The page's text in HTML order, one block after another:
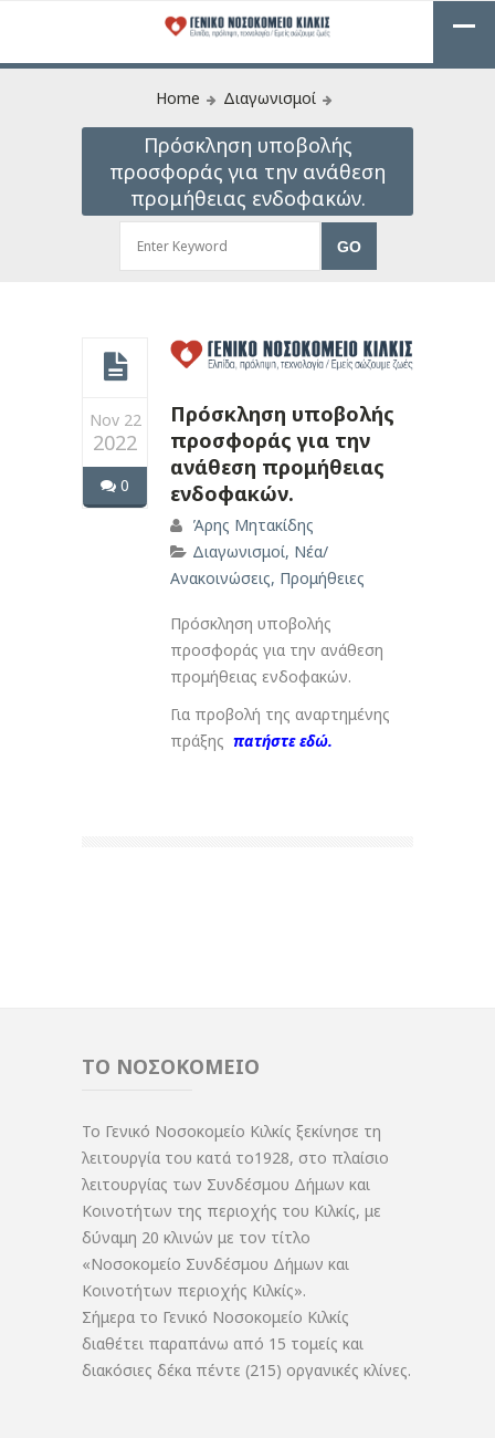
Home Διαγωνισμοί
Πρόσκληση υποβολής
προσφοράς για την ανάθεση
προμήθειας ενδοφακών.
Nov 22
2022
0
Πρόσκληση υποβολής
προσφοράς για την
ανάθεση προμήθειας
ενδοφακών.
Άρης Μητακίδης
Διαγωνισμοί, Νέα/
Ανακοινώσεις, Προμήθειες
Πρόσκληση υποβολής
προσφοράς για την ανάθεση
προμήθειας ενδοφακών.
Για προβολή της αναρτημένης
πράξης πατήστε εδώ.
ΤΟ ΝΟΣΟΚΟΜΕΙΟ
Το Γενικό Νοσοκομείο Κιλκίς ξεκίνησε τη
λειτουργία του κατά το1928, στο πλαίσιο
λειτουργίας των Συνδέσμου Δήμων και
Κοινοτήτων της περιοχής του Κιλκίς, με
δύναμη 20 κλινών με τον τίτλο
«Νοσοκομείο Συνδέσμου Δήμων και
Κοινοτήτων περιοχής Κιλκίς».
Σήμερα το Γενικό Νοσοκομείο Κιλκίς
διαθέτει παραπάνω από 15 τομείς και
διακόσιες δέκα πέντε (215) οργανικές κλίνες.